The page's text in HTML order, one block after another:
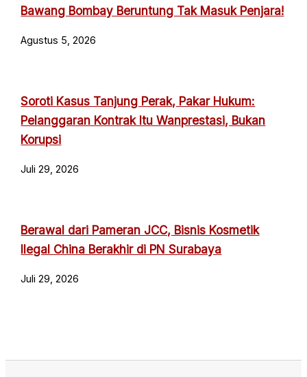
Bawang Bombay Beruntung Tak Masuk Penjara!
Agustus 5, 2026
Soroti Kasus Tanjung Perak, Pakar Hukum:
Pelanggaran Kontrak Itu Wanprestasi, Bukan
Korupsi
Juli 29, 2026
Berawal dari Pameran JCC, Bisnis Kosmetik
Ilegal China Berakhir di PN Surabaya
Juli 29, 2026